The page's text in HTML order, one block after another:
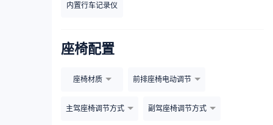
内置行车记录仪
座椅配置
座椅材质 前排座椅电动调节
主驾座椅调节方式 副驾座椅调节方式